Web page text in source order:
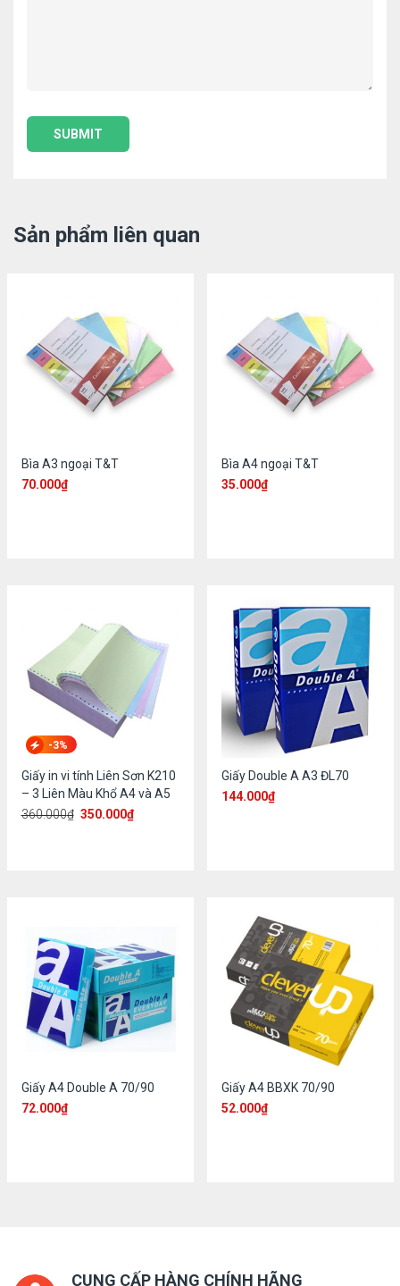
Sản phẩm liên quan
Bìa A3 ngoại T&T
70.000₫
Bìa A4 ngoại T&T
35.000₫
-3%
Giấy in vi tính Liên Sơn K210
– 3 Liên Màu Khổ A4 và A5
360.000₫ 350.000₫
Giấy Double A A3 ĐL70
144.000₫
Giấy A4 Double A 70/90
72.000₫
Giấy A4 BBXK 70/90
52.000₫
CUNG CẤP HÀNG CHÍNH HÃNG